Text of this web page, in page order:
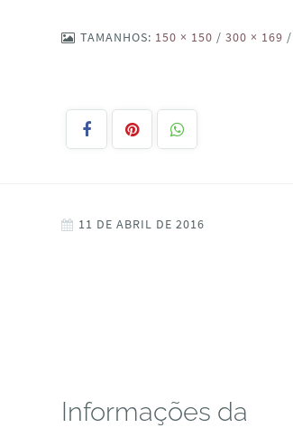
TAMANHOS: 150 × 150 / 300 × 169 /
11 DE ABRIL DE 2016
Informações da